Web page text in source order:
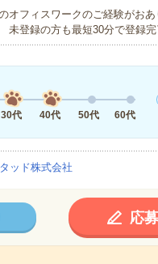
オフィスワークのご経験がお
未登録の方も最短30分で登録
30代 40代 50代 60代
ッド株式会社
応